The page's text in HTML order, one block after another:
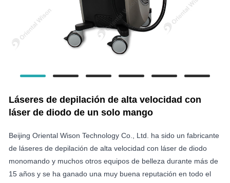
Láseres de depilación de alta velocidad con
láser de diodo de un solo mango
Beijing Oriental Wison Technology Co., Ltd. ha sido un fabricante
de láseres de depilación de alta velocidad con láser de diodo
monomando y muchos otros equipos de belleza durante más de
15 años y se ha ganado una muy buena reputación en todo el